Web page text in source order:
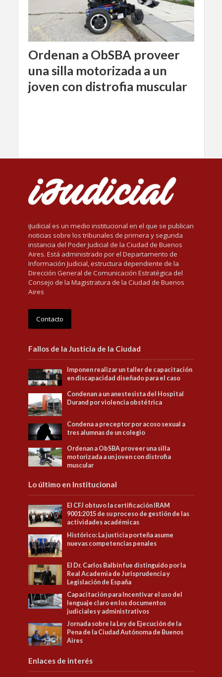
Ordenan a ObSBA proveer
una silla motorizada a un
joven con distrofia muscular
iJudicial es un medio institucional en el que se publican
noticias sobre los tribunales de primera y segunda
instancia del Poder Judicial de la Ciudad de Buenos
Aires. Está administrado por el Departamento de
Información Judicial, estructura dependiente de la
Dirección General de Comunicación Estratégica del
Consejo de la Magistratura de la Ciudad de Buenos
Aires
Contacto
Fallos de la Justicia de la Ciudad
Imponen realizar un taller de capacitación
en discapacidad diseñado para el caso
Condenan a un anestesista del Hospital
Durand por violencia obstétrica
Condena a preceptor por acoso sexual a
tres alumnas de un colegio
Ordenan a ObSBA proveer una silla
motorizada a un joven con distrofia
muscular
Lo último en Institucional
El CFJ obtuvo la certificación IRAM
9001:2015 de su proceso de gestión de las
actividades académicas
Histórico: La justicia porteña asume
nuevas competencias penales
El Dr. Carlos Balbín fue distinguido por la
Real Academia de Jurisprudencia y
Legislación de España
Capacitación para Incentivar el uso del
lenguaje claro en los documentos
judiciales y administrativos
Jornada sobre la Ley de Ejecución de la
Pena de la Ciudad Autónoma de Buenos
Aires
Enlaces de interés